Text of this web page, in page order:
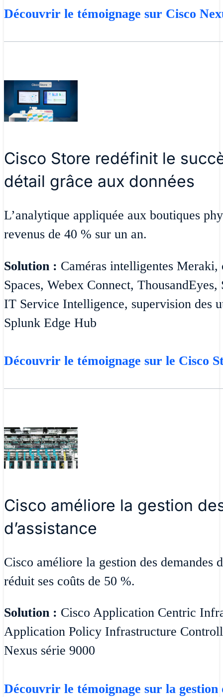
Découvrir le témoignage sur Cisco
Cisco Store redéfinit le
détail grâce aux données
L’analytique appliquée aux boutiques
revenus de 40 % sur un an.
Solution : Caméras intelligentes
Spaces, Webex Connect,
IT Service Intelligence, supervision des
Splunk Edge Hub
Découvrir le témoignage sur le Cisco
Cisco améliore la gestion
d’assistance
Cisco améliore la gestion des demandes
réduit ses coûts de 50 %.
Solution : Cisco Application Centric
Application Policy Infrastructure
Nexus série 9000
Découvrir le témoignage sur la gestion